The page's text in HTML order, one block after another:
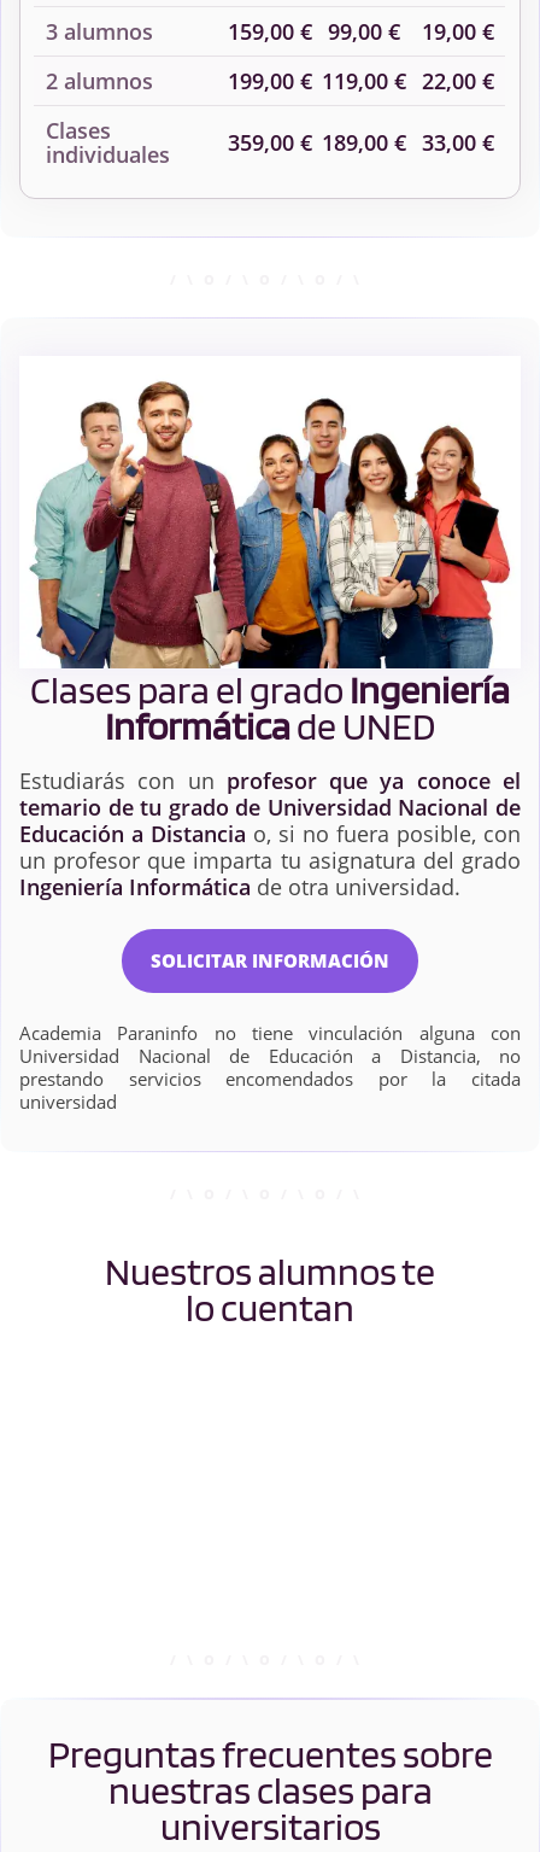
3 alumnos 159,00 € 99,00 €
19,00 €
2 alumnos
199,00 € 119,00 € 22,00 €
Clases
individuales
359,00 € 189,00 € 33,00 €
Clases para el grado Ingeniería
Informáticade UNED
Estudiarás con un profesor que ya conoce el
temario de tu grado de Universidad Nacional de
Educación a Distancia o, si no fuera posible, con
un profesor que imparta tu asignatura del grado
Ingeniería Informática de otra universidad.
SOLICITAR INFORMACIÓN
Academia Paraninfo no tiene vinculación alguna con
Universidad Nacional de Educación a Distancia, no
prestando servicios encomendados por la citada
universidad
Nuestros alumnos te
lo cuentan
Preguntas frecuentes sobre
nuestras clases para
universitarios